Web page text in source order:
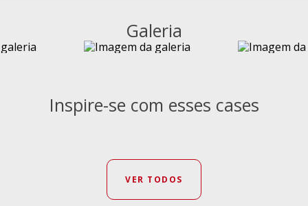
Galeria
Inspire-se com esses cases
VER TODOS